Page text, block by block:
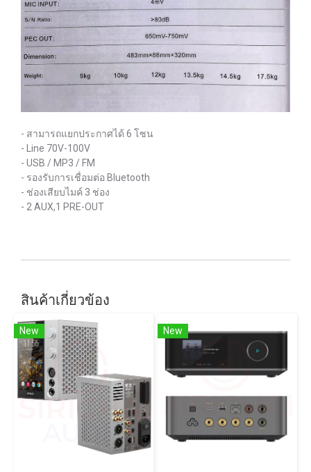
- สามารถแยกประกาศได้ 6 โซน
- Line 70V-100V
- USB / MP3 / FM
- รองรับการเชื่อมต่อ Bluetooth
- ช่องเสียบไมค์ 3 ช่อง
- 2 AUX,1 PRE-OUT
สินค้าเกี่ยวข้อง
New New